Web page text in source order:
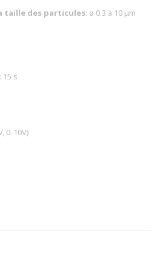
taille des particules: ø 0.3 à 10 μm
: 15 s
0-10V)